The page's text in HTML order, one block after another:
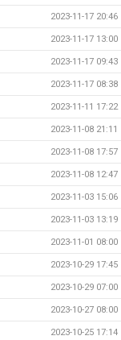
2023-11-17 20:46
2023-11-17 13:00
2023-11-17 09:43
2023-11-17 08:38
2023-11-11 17:22
2023-11-08 21:11
2023-11-08 17:57
2023-11-08 12:47
2023-11-03 15:06
2023-11-03 13:19
2023-11-01 08:00
2023-10-29 17:45
2023-10-29 07:00
2023-10-27 08:00
2023-10-25 17:14